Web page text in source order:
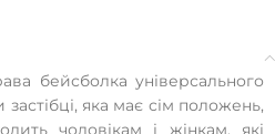
бейсболка універсального
яка має сім положень,
чоловікам і жінкам, які